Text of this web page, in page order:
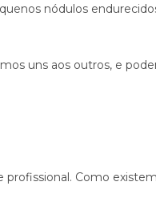
nódulos
uns aos outros, e
Como